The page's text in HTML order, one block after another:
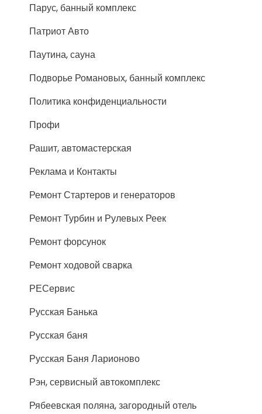
Парус, банный комплекс
Патриот Авто
Паутина, сауна
Подворье Романовых, банный комплекс
Политика конфиденциальности
Профи
Рашит, автомастерская
Реклама и Контакты
Ремонт Стартеров и генераторов
Ремонт Турбин и Рулевых Реек
Ремонт форсунок
Ремонт ходовой сварка
РЕСервис
Русская Банька
Русская баня
Русская Баня Ларионово
Рэн, сервисный автокомплекс
Рябеевская поляна, загородный отель